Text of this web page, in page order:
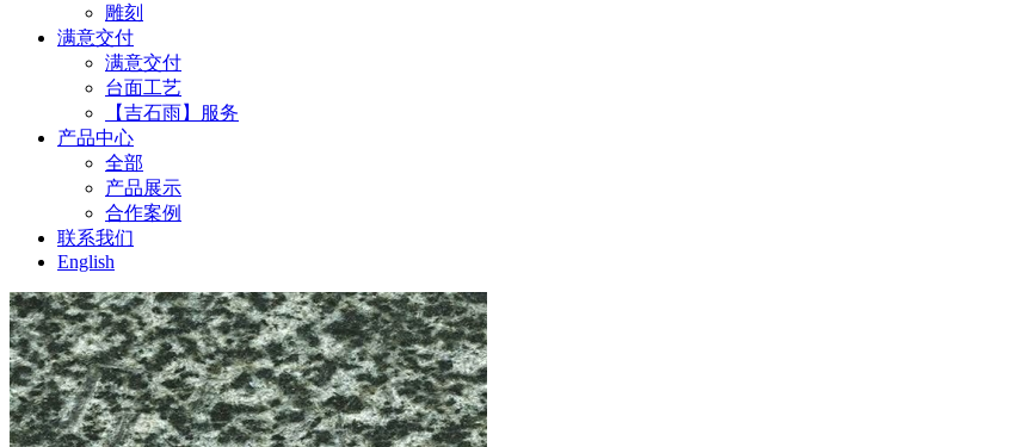
雕刻
满意交付
满意交付
台面工艺
【吉石雨】服务
产品中心
全部
产品展示
合作案例
联系我们
English